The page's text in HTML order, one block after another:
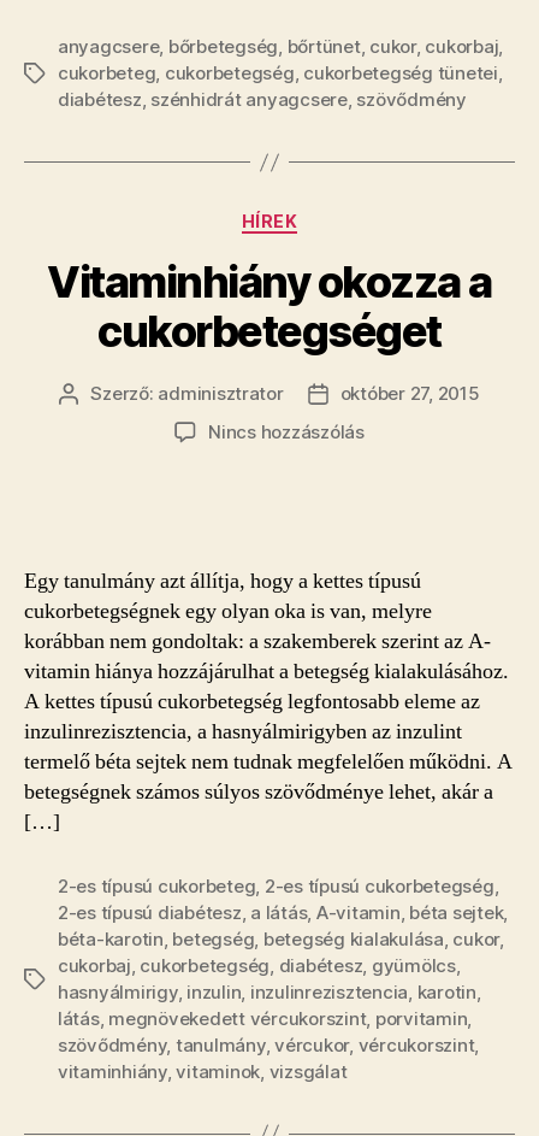
Címkék
anyagcsere, bőrbetegség, bőrtünet, cukor, cukorbaj,
cukorbeteg, cukorbetegség, cukorbetegség tünetei,
diabétesz, szénhidrát anyagcsere, szövődmény
Kategóriák
HÍREK
Vitaminhiány okozza a
cukorbetegséget
Bejegyzés
Szerző: adminisztrator
Bejegyzés
dátuma
október 27, 2015
Nincs hozzászólása(z)
Egy tanulmány azt állítja, hogy a kettes típusú
cukorbetegségnek egy olyan oka is van, melyre
korábban nem gondoltak: a szakemberek szerint az A-
vitamin hiánya hozzájárulhat a betegség kialakulásához.
A kettes típusú cukorbetegség legfontosabb eleme az
inzulinrezisztencia, a hasnyálmirigyben az inzulint
termelő béta sejtek nem tudnak megfelelően működni. A
betegségnek számos súlyos szövődménye lehet, akár a
[…]
Címkék
2-es típusú cukorbeteg 2-es típusú cukorbetegség
2-es típusú diabétesz a látás, A-vitamin béta sejtek,
béta-karotin betegség betegség kialakulása cukor,
cukorbaj cukorbetegség diabétesz gyümölcs,
hasnyálmirigy, inzulin inzulinrezisztencia karotin
látás, megnövekedett vércukorszint, porvitamin
szövődmény, tanulmány,vércukor, vércukorszint,
vitaminhiány,vitaminok vizsgálat